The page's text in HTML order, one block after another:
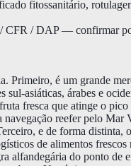
fitossanitário,
CFR / DAP — confirmar
Primeiro, é um grande
asiáticas, árabes e
fresca que atinge o
navegação reefer pelo Mar
e de forma distinta,
de alimentos frescos
alfandegária do ponto de